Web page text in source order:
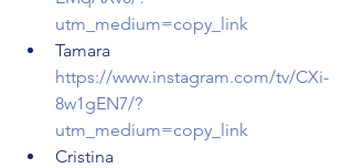
utm_medium=copy_link
Tamara
https://www.instagram.com/tv/CXi-
8w1gEN7/?
utm_medium=copy_link
Cristina